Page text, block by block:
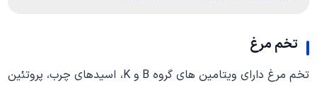
تخم مرغ
تخم مرغ دارای ویتامین های گروه B ‌و K، اسیدهای چرب، پروتئین